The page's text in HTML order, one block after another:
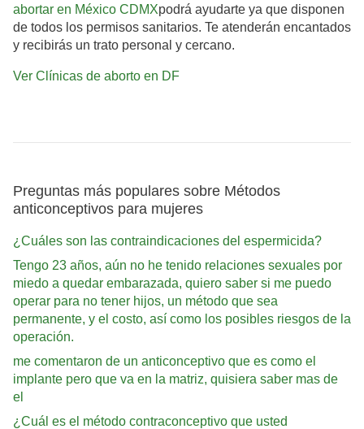
abortar en México CDMXpodrá ayudarte ya que disponen
de todos los permisos sanitarios. Te atenderán encantados
y recibirás un trato personal y cercano.
Ver Clínicas de aborto en DF
Preguntas más populares sobre Métodos
anticonceptivos para mujeres
¿Cuáles son las contraindicaciones del espermicida?
Tengo 23 años, aún no he tenido relaciones sexuales por
miedo a quedar embarazada, quiero saber si me puedo
operar para no tener hijos, un método que sea
permanente, y el costo, así como los posibles riesgos de la
operación.
me comentaron de un anticonceptivo que es como el
implante pero que va en la matriz, quisiera saber mas de
el
¿Cuál es el método contraconceptivo que usted